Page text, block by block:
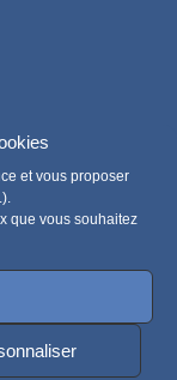
et vous proposer
que vous souhaitez